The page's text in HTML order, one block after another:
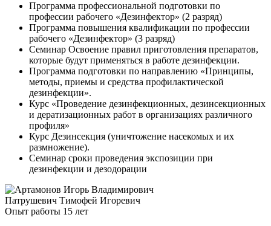
Программа профессиональной подготовки по
профессии рабочего «Дезинфектор» (2 разряд)
Программа повышения квалификации по профессии
рабочего «Дезинфектор» (3 разряд)
Семинар Освоение правил приготовления препаратов,
которые будут применяться в работе дезинфекции.
Программа подготовки по направлению «Принципы,
методы, приемы и средства профилактической
дезинфекции».
Курс «Проведение дезинфекционных, дезинсекционных
и дератизационных работ в организациях различного
профиля»
Курс Дезинсекция (уничтожение насекомых и их
размножение).
Семинар сроки проведения экспозиции при
дезинфекции и дезодорации
Патрушевич Тимофей Игоревич
Опыт работы 15 лет